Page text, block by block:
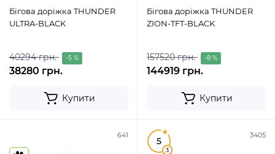
Бігова доріжка THUNDER
ULTRA-BLACK
40294 грн. -5 %
38280 грн.
Купити
Бігова доріжка THUNDER
ZION-TFT-BLACK
157520 грн. -8 %
144919 грн.
Купити
641 3405
5
3